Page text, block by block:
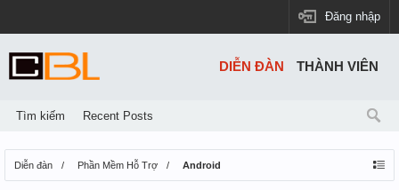
Đăng nhập
Diễn đàn Phần Mềm Hỗ Trợ Android
DIỄN ĐÀN
Tìm kiếm Recent Posts
THÀNH VIÊN